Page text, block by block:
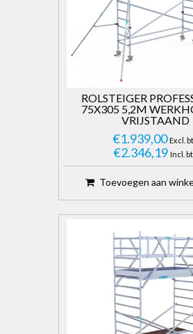
ROLSTEIGER
75X305 5,2M
VRIJSTAAND
€1.939,00 Excl.
€2.346,19 Incl.
Toevoegen aan